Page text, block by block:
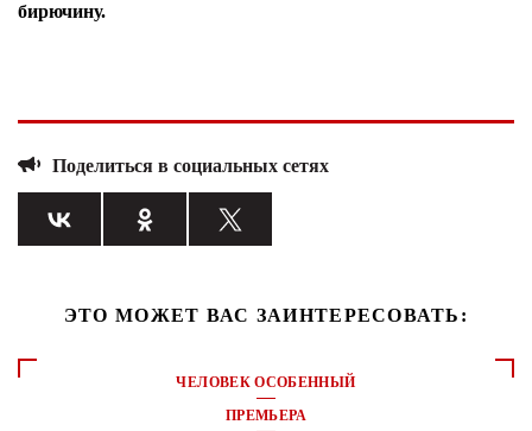
бирючину.
Поделиться в социальных сетях
ЭТО МОЖЕТ ВАС ЗАИНТЕРЕСОВАТЬ:
ЧЕЛОВЕК ОСОБЕННЫЙ
ПРЕМЬЕРА